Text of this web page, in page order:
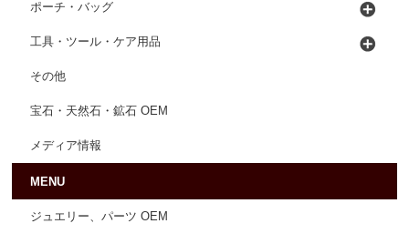
ポーチ・バッグ
工具・ツール・ケア用品
その他
宝石・天然石・鉱石 OEM
メディア情報
MENU
ジュエリー、パーツ OEM